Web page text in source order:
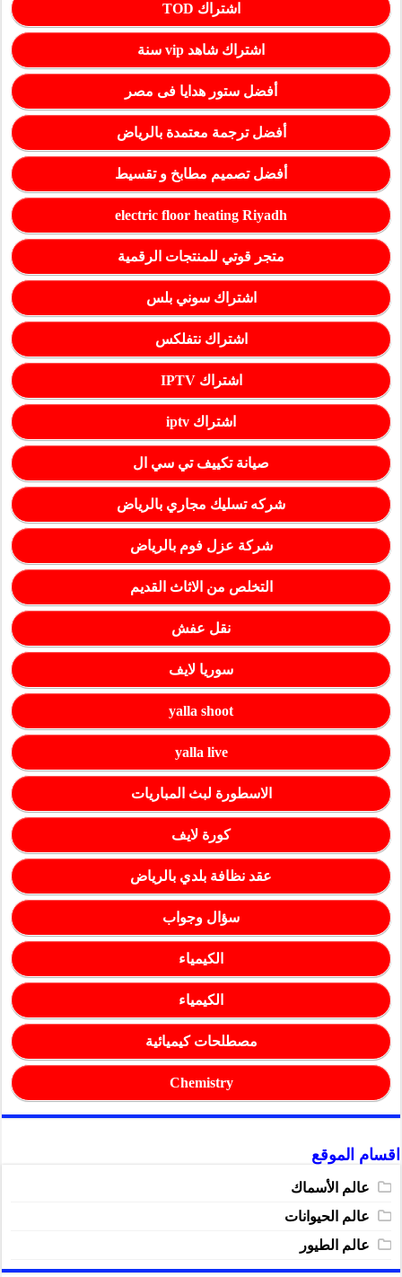
اشتراك TOD
اشتراك شاهد vip سنة
أفضل ستور هدايا فى مصر
أفضل ترجمة معتمدة بالرياض
أفضل تصميم مطابخ و تقسيط
electric floor heating Riyadh
متجر قوتي للمنتجات الرقمية
اشتراك سوني بلس
اشتراك نتفلكس
اشتراك IPTV
اشتراك iptv
صيانة تكييف تي سي ال
شركه تسليك مجاري بالرياض
شركة عزل فوم بالرياض
التخلص من الاثاث القديم
نقل عفش
سوريا لايف
yalla shoot
yalla live
الاسطورة لبث المباريات
كورة لايف
عقد نظافة بلدي بالرياض
سؤال وجواب
الكيمياء
الكيمياء
مصطلحات كيميائية
Chemistry
اقسام الموقع
عالم الأسماك
عالم الحيوانات
عالم الطيور